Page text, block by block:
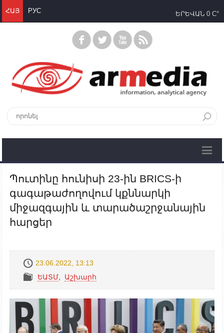
ՀԱՅ РУС ԵՐԵՎԱՆ 0 C°
Պուտինը հունիսի 23-ին BRICS-ի
գագաթաժողովում կքննարկի
միջազգային և տարածաշրջանային
հարցեր
23.06.2022, 13:13
ԵԱՏՄ
Աշխարհ